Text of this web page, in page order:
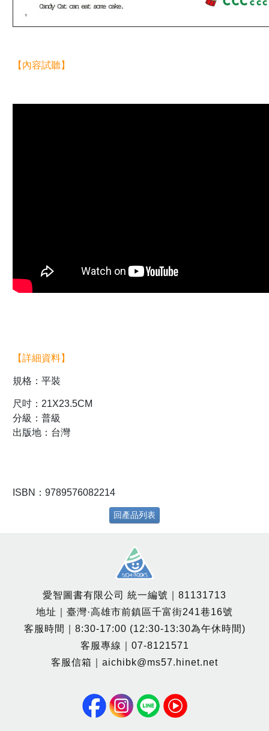
【內容試聽】
【詳細資料】
規格：平裝
尺吋：21X23.5CM
分級：普級
出版地：台灣
ISBN：9789576082214
回產品列表
愛智圖書有限公司 統一編號｜81131713
地址｜臺灣·高雄市前鎮區千富街241巷16號
客服時間｜8:30-17:00 (12:30-13:30為午休時間)
客服專線｜07-8121571
客服信箱｜aichibk@ms57.hinet.net